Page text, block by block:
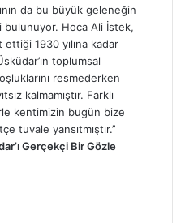
da bu büyük geleneğin
bulunuyor. Hoca Ali İstek,
1930 yılına kadar
toplumsal
resmederken
kalmamıştır. Farklı
kentimizin bugün bize
tuvale yansıtmıştır.’’
Gerçekçi Bir Gözle